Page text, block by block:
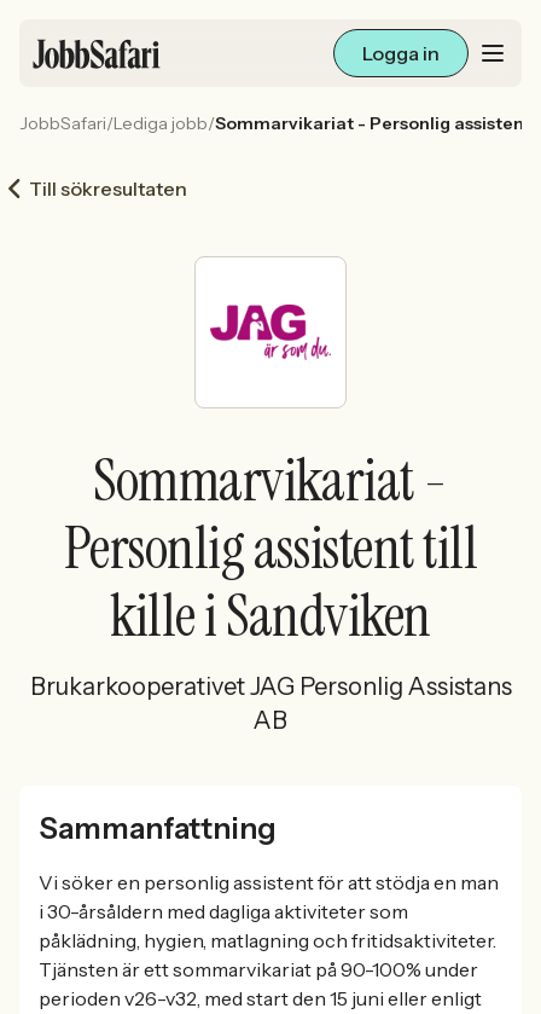
Logga in
Arbetsliv och karriär
För arbetsgivare
Sök med AI
Ny här? Skapa konto
JobbSafari/Lediga jobb/Sommarvikariat - Personlig assistent
Till sökresultaten
Sommarvikariat -
Personlig assistent till
kille i Sandviken
Brukarkooperativet JAG Personlig Assistans
AB
Sammanfattning
Vi söker en personlig assistent för att stödja en man
i 30-årsåldern med dagliga aktiviteter som
påklädning, hygien, matlagning och fritidsaktiviteter.
Tjänsten är ett sommarvikariat på 90-100% under
perioden v26-v32, med start den 15 juni eller enligt